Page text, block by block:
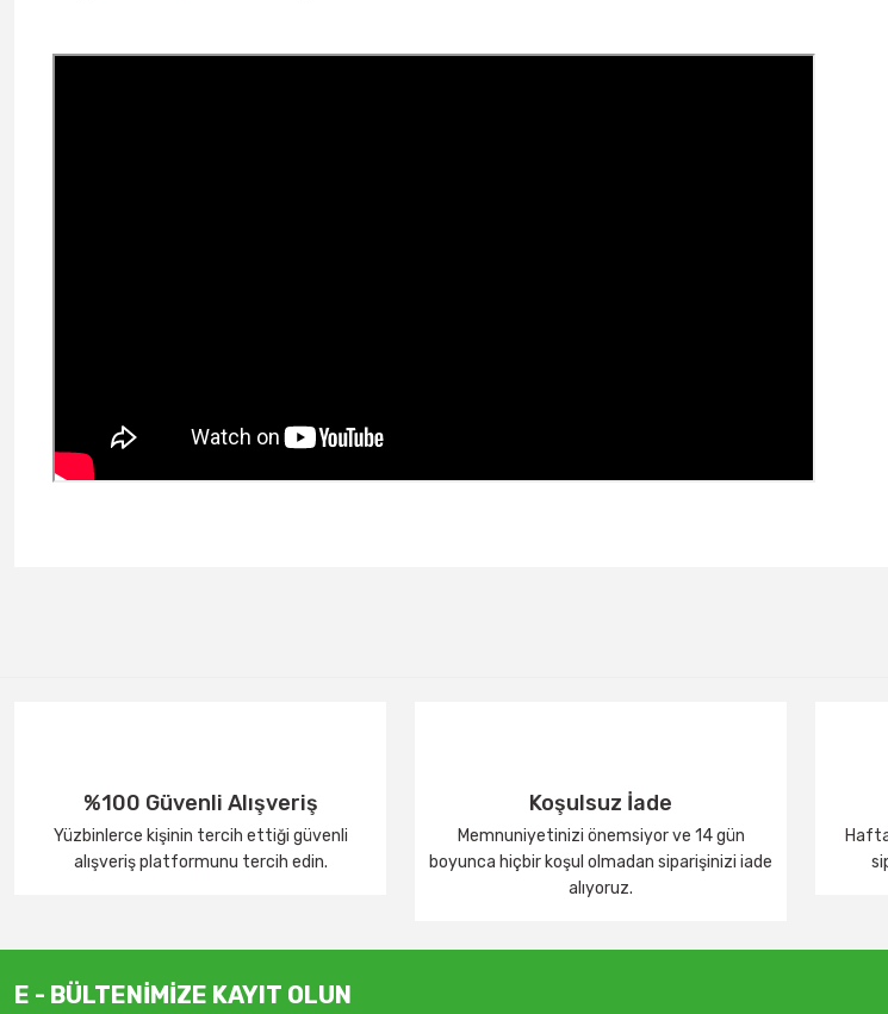
%100 Güvenli Alışveriş
Yüzbinlerce kişinin tercih ettiği güvenli
alışveriş platformunu tercih edin.
Koşulsuz İade
Memnuniyetinizi önemsiyor ve 14 gün
boyunca hiçbir koşul olmadan siparişinizi iade
alıyoruz.
E - BÜLTENİMİZE KAYIT OLUN